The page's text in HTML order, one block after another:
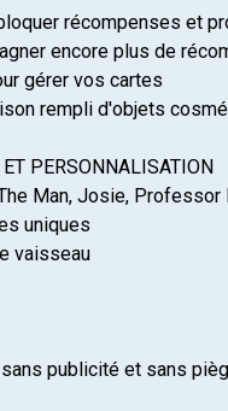
récompenses et
encore plus de
gérer vos cartes
rempli d'objets
PERSONNALISATION
Man, Josie,
uniques
vaisseau
publicité et sans